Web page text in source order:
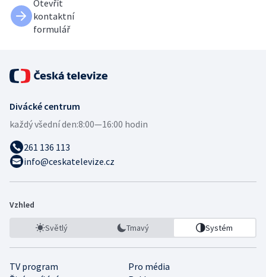
Otevřít
kontaktní
formulář
Divácké centrum
každý všední den:8:00—16:00 hodin
261 136 113
info@ceskatelevize.cz
Vzhled
Světlý Tmavý Systém
TV program
Pro média